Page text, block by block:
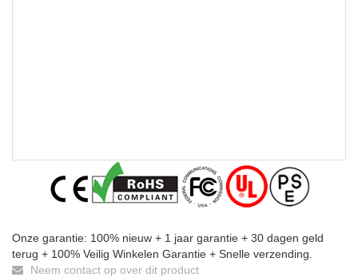
Onze garantie: 100% nieuw + 1 jaar garantie + 30 dagen geld
terug + 100% Veilig Winkelen Garantie + Snelle verzending.
Neem contact op over dit product